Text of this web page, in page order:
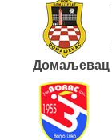
Домаљевац